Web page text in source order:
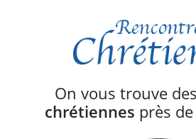
On vous trouve des
chrétiennes près